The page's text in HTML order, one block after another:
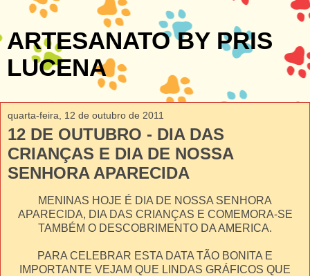
ARTESANATO BY PRIS
LUCENA
quarta-feira, 12 de outubro de 2011
12 DE OUTUBRO - DIA DAS
CRIANÇAS E DIA DE NOSSA
SENHORA APARECIDA
MENINAS HOJE É DIA DE NOSSA SENHORA
APARECIDA, DIA DAS CRIANÇAS E COMEMORA-SE
TAMBÉM O DESCOBRIMENTO DA AMERICA.
PARA CELEBRAR ESTA DATA TÃO BONITA E
IMPORTANTE VEJAM QUE LINDAS GRÁFICOS QUE